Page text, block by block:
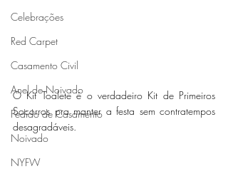
Celebrações
Red Carpet
Casamento Civil
Anel de Noivado
Pedido de Casamento
Noivado
NYFW
O Kit Toalete é o verdadeiro Kit de Primeiros
Socorros pra manter a festa sem contratempos
desagradáveis.